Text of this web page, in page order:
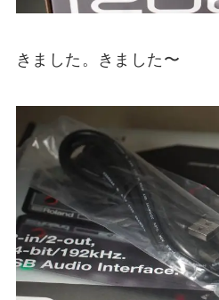
きました。きました〜